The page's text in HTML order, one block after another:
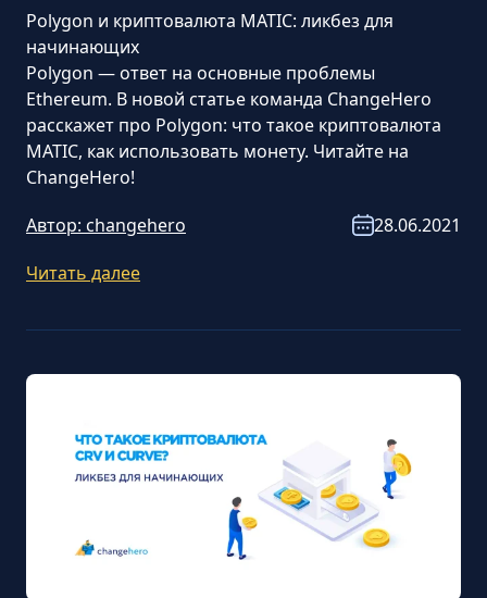
Polygon и криптовалюта MATIC: ликбез для
начинающих
Polygon — ответ на основные проблемы
Ethereum. В новой статье команда ChangeHero
расскажет про Polygon: что такое криптовалюта
MATIC, как использовать монету. Читайте на
ChangeHero!
Автор: changehero
28.06.2021
Читать далее